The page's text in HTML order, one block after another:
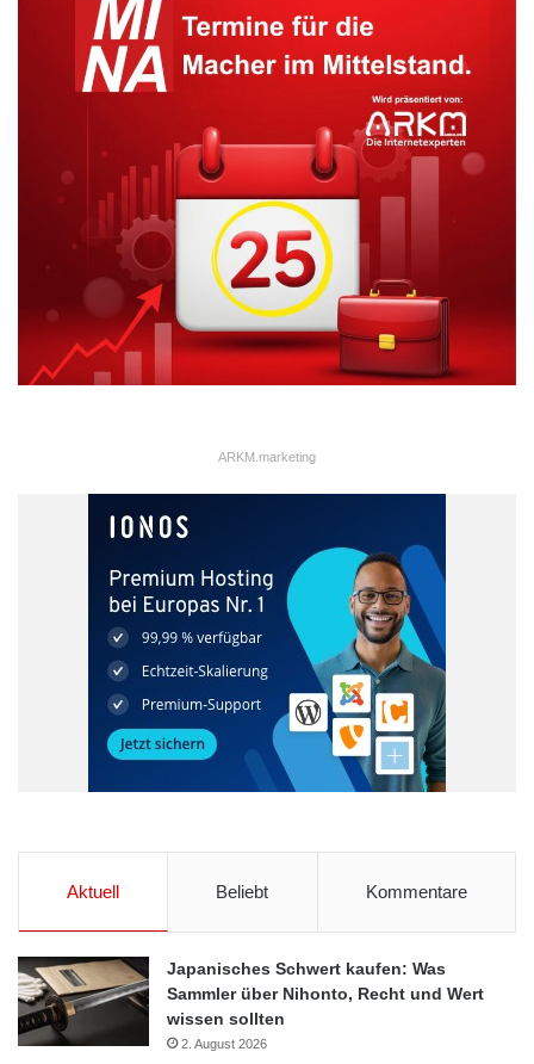
ARKM.marketing
Aktuell Beliebt Kommentare
Japanisches Schwert kaufen: Was
Sammler über Nihonto, Recht und Wert
wissen sollten
2. August 2026